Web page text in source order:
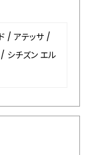
/ アテッサ /
/ シチズン エル